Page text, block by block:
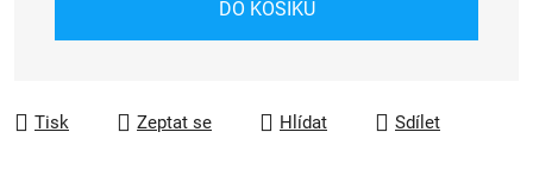
DO KOŠÍKU
Tisk Zeptat se Hlídat Sdílet